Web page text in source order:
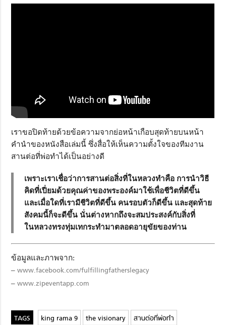
เราขอปิดท้ายด้วยข้อความจากย่อหน้าเกือบสุดท้ายบนหน้า
คำนำของหนังสือเล่มนี้ ซึ่งสื่อให้เห็นความตั้งใจของทีมงาน
สานต่อที่พ่อทำได้เป็นอย่างดี
เพราะเราเชื่อว่าการสานต่อสิ่งที่ในหลวงทำคือ การนำวิธี
คิดที่เปี่ยมด้วยคุณค่าของพระองค์มาใช้เพื่อชีวิตที่ดีขึ้น
และเมื่อใดที่เรามีชีวิตที่ดีขึ้น คนรอบตัวก็ดีขึ้น และสุดท้าย
สังคมนี้ก็จะดีขึ้น นั่นต่างหากถึงจะสมประสงค์กับสิ่งที่
ในหลวงทรงทุ่มเทกระทำมาตลอดอายุขัยของท่าน
ข้อมูลและภาพจาก:
–www.facebook.com/fulfillingfatherslegacy
–www.zipeventapp.com
king rama 9 the visionary สานต่อที่พ่อทำ